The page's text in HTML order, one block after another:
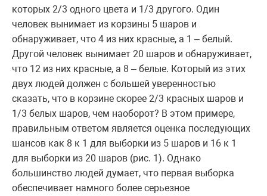
которых 2/3 одного цвета и 1/3 другого. Один
человек вынимает из корзины 5 шаров и
обнаруживает, что 4 из них красные, а 1 – белый.
Другой человек вынимает 20 шаров и обнаруживает,
что 12 из них красные, а 8 – белые. Который из этих
двух людей должен с большей уверенностью
сказать, что в корзине скорее 2/3 красных шаров и
1/3 белых шаров, чем наоборот? В этом примере,
правильным ответом является оценка последующих
шансов как 8 к 1 для выборки из 5 шаров и 16 к 1
для выборки из 20 шаров (рис. 1). Однако
большинство людей думает, что первая выборка
обеспечивает намного более серьезное